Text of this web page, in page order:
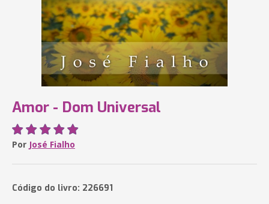
Amor - Dom Universal
Por José Fialho
Código do livro: 226691